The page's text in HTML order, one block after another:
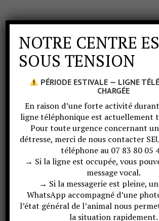
NOTRE CENTRE
SOUS TENSION
PÉRIODE ESTIVALE — LIGNE
CHARGÉE
En raison d’une forte activité
ligne téléphonique est actuellement
Pour toute urgence concernant
détresse, merci de nous contacter
téléphone au 07 83 80 05
→ Si la ligne est occupée, vous
message vocal.
→ Si la messagerie est pleine,
WhatsApp accompagné d’une
l’état général de l’animal nous
la situation rapidement.